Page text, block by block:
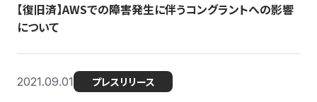
【復旧済】AWSでの障害発生に伴うコングラントへの影響
について
2021.09.01 プレスリリース